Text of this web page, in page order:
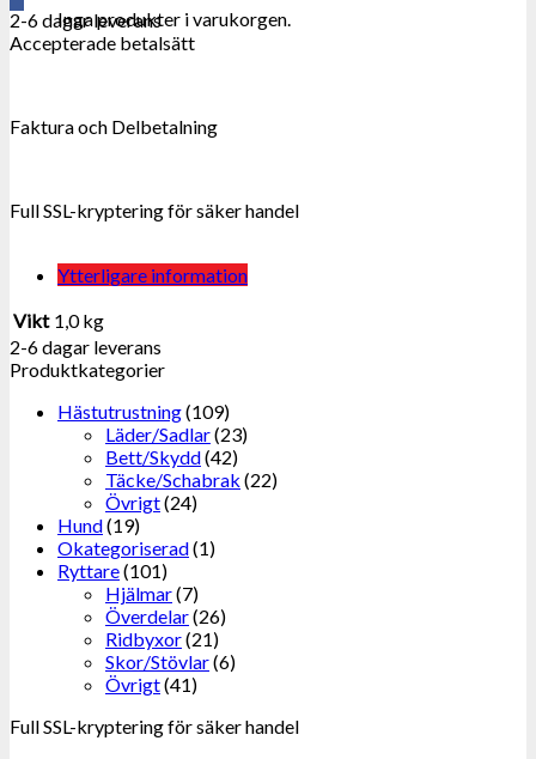
Inga produkter i varukorgen.
2-6 dagar leverans
Accepterade betalsätt
Faktura och Delbetalning
Full SSL-kryptering för säker handel
Ytterligare information
Vikt 1,0 kg
2-6 dagar leverans
Produktkategorier
Hästutrustning(109)
Läder/Sadlar(23)
Bett/Skydd(42)
Täcke/Schabrak (22)
Övrigt(24)
Hund(19)
Okategoriserad(1)
Ryttare(101)
Hjälmar(7)
Överdelar(26)
Ridbyxor(21)
Skor/Stövlar(6)
Övrigt(41)
Full SSL-kryptering för säker handel